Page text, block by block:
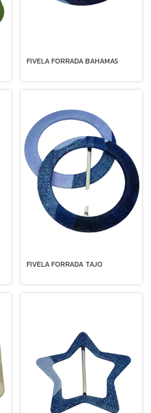
FIVELA FORRADA BAHAMAS
FIVELA FORRADA TAJO